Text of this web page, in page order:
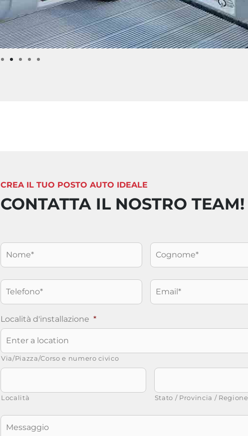
CREA IL TUO POSTO AUTO IDEALE
CONTATTA IL NOSTRO TEAM!
Nome * Cognome *
Telefono * Email *
Località d'installazione *
Via/Piazza/Corso e numero civico
Località Stato / Provincia / Regione
Messaggio